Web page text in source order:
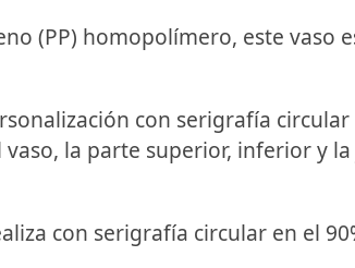
(PP) homopolímero, este
con serigrafía
la parte superior, inferior y
con serigrafía circular en el